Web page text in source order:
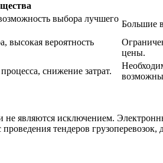
выбора лучшего
Большие
высокая вероятность
цены.
снижение затрат.
являются исключением.
тендеров